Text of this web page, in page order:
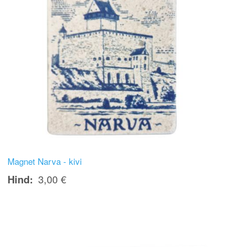
Magnet Narva - kivi
Hind 3,00 €